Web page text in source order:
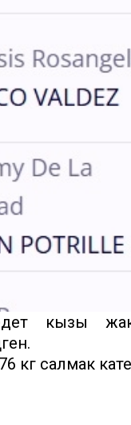
кызы
салмак